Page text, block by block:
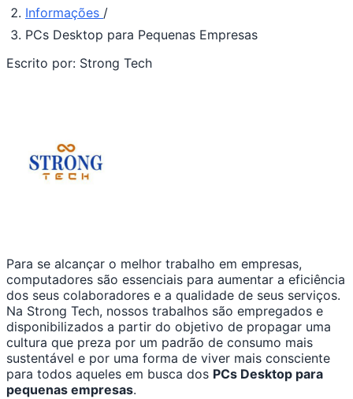
Informações /
PCs Desktop para Pequenas Empresas
Escrito por: Strong Tech
Para se alcançar o melhor trabalho em empresas,
computadores são essenciais para aumentar a eficiência
dos seus colaboradores e a qualidade de seus serviços.
Na Strong Tech, nossos trabalhos são empregados e
disponibilizados a partir do objetivo de propagar uma
cultura que preza por um padrão de consumo mais
sustentável e por uma forma de viver mais consciente
para todos aqueles em busca dos PCs Desktop para
pequenas empresas.